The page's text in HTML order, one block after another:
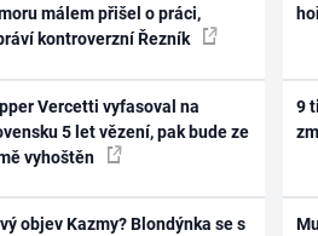
málem přišel o práci,
kontroverzní Řezník
Vercetti vyfasoval na
5 let vězení, pak bude ze
vyhoštěn
objev Kazmy? Blondýnka se s
9